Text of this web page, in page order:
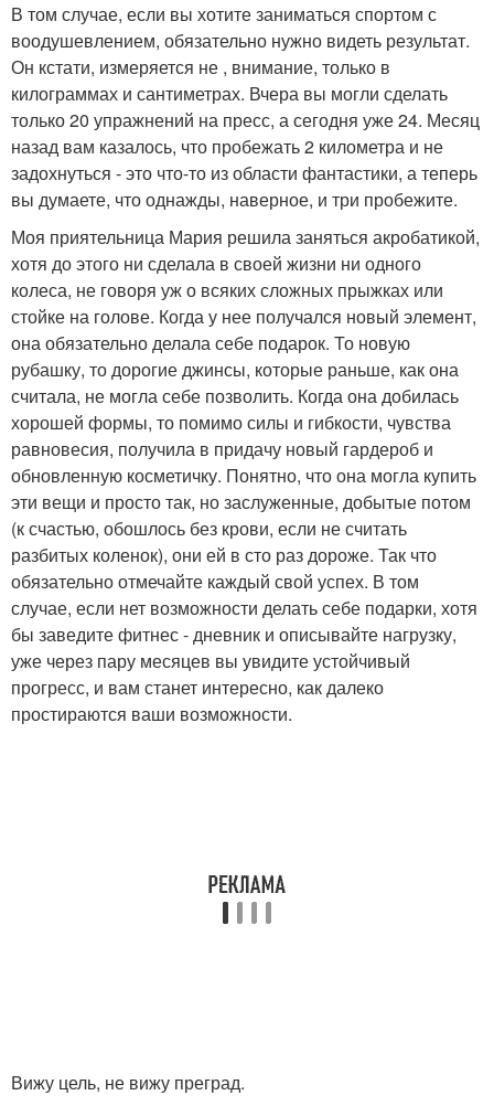
В том случае, если вы хотите заниматься спортом с
воодушевлением, обязательно нужно видеть результат.
Он кстати, измеряется не , внимание, только в
килограммах и сантиметрах. Вчера вы могли сделать
только 20 упражнений на пресс, а сегодня уже 24. Месяц
назад вам казалось, что пробежать 2 километра и не
задохнуться - это что-то из области фантастики, а теперь
вы думаете, что однажды, наверное, и три пробежите.
Моя приятельница Мария решила заняться акробатикой,
хотя до этого ни сделала в своей жизни ни одного
колеса, не говоря уж о всяких сложных прыжках или
стойке на голове. Когда у нее получался новый элемент,
она обязательно делала себе подарок. То новую
рубашку, то дорогие джинсы, которые раньше, как она
считала, не могла себе позволить. Когда она добилась
хорошей формы, то помимо силы и гибкости, чувства
равновесия, получила в придачу новый гардероб и
обновленную косметичку. Понятно, что она могла купить
эти вещи и просто так, но заслуженные, добытые потом
(к счастью, обошлось без крови, если не считать
разбитых коленок), они ей в сто раз дороже. Так что
обязательно отмечайте каждый свой успех. В том
случае, если нет возможности делать себе подарки, хотя
бы заведите фитнес - дневник и описывайте нагрузку,
уже через пару месяцев вы увидите устойчивый
прогресс, и вам станет интересно, как далеко
простираются ваши возможности.
Вижу цель, не вижу преград.